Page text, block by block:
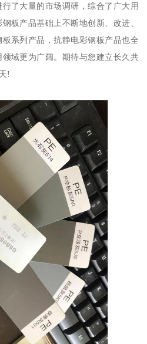
了大量的市场调研，综合了广大用
板产品基础上不断地创新、改进、
系列产品，抗静电彩钢板产品也全
域更为广阔。期待与您建立长久共
!